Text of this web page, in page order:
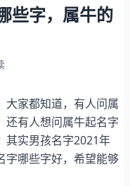
些字，属牛的
大家都知道，有人问属
还有人想问属牛起名字
其实男孩名字2021年
字哪些字好，希望能够